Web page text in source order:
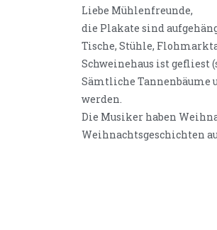
Liebe Mühlenfreunde,
die Plakate sind
Tische, Stühle,
Schweinehaus ist gefliest
Sämtliche Tannenbäume
werden.
Die Musiker haben
Weihnachtsgeschichten